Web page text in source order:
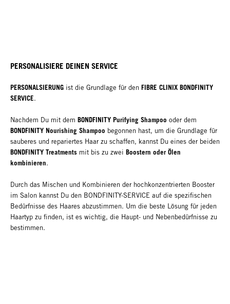
PERSONALISIERE DEINEN SERVICE
PERSONALSIERUNG ist die Grundlage für den FIBRE CLINIX BONDFINITY
SERVICE.
Nachdem Du mit dem BONDFINITY Purifying Shampoo oder dem
BONDFINITY Nourishing Shampoo begonnen hast, um die Grundlage für
sauberes und repariertes Haar zu schaffen, kannst Du eines der beiden
BONDFINITY Treatments mit bis zu zwei Boostern oder Ölen
kombinieren.
Durch das Mischen und Kombinieren der hochkonzentrierten Booster
im Salon kannst Du den BONDFINITY-SERVICE auf die spezifischen
Bedürfnisse des Haares abzustimmen. Um die beste Lösung für jeden
Haartyp zu finden, ist es wichtig, die Haupt- und Nebenbedürfnisse zu
bestimmen.